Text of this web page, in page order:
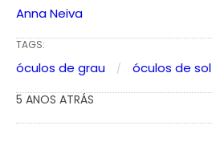
Anna Neiva
TAGS:
óculos de grau óculos de sol
5 ANOS ATRÁS